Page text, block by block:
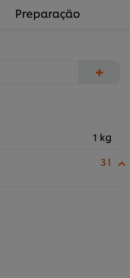
Preparação
+
1 kg
3 l